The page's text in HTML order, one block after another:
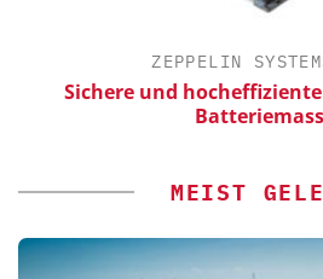
ZEPPELIN
Sichere und
MEIST